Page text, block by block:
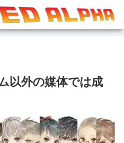
以外の媒体では成